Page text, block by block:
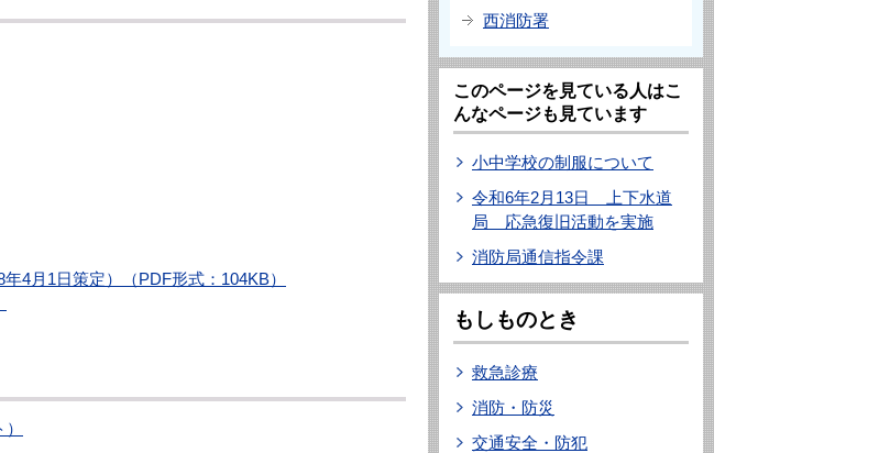
4月1日策定）（PDF形式：104KB）
西消防署
このページを見ている人はこ
んなページも見ています
小中学校の制服について
令和6年2月13日 上下水道
局 応急復旧活動を実施
消防局通信指令課
もしものとき
救急診療
消防・防災
交通安全・防犯